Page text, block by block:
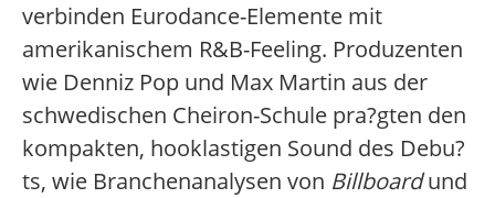
verbinden Eurodance-Elemente mit
amerikanischem R&B-Feeling. Produzenten
wie Denniz Pop und Max Martin aus der
schwedischen Cheiron-Schule pra?gten den
kompakten, hooklastigen Sound des Debu?
ts, wie Branchenanalysen von Billboardund